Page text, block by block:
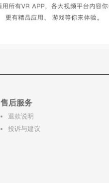
售后服务
退款说明
投诉与建议